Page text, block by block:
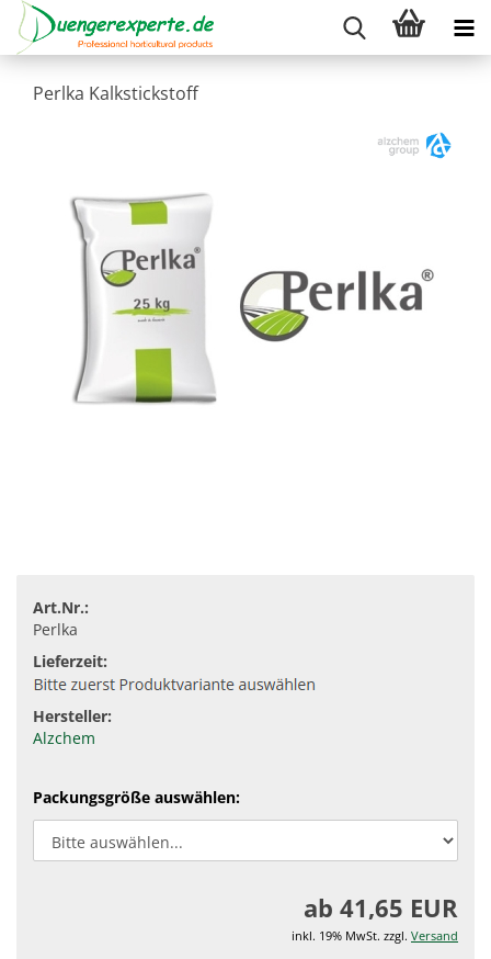
Perlka Kalkstickstoff
Art.Nr.:
Perlka
Lieferzeit:
Hersteller:
Alzchem
Packungsgröße auswählen:
ab 41,65 EUR
inkl. 19% MwSt. zzgl. Versand